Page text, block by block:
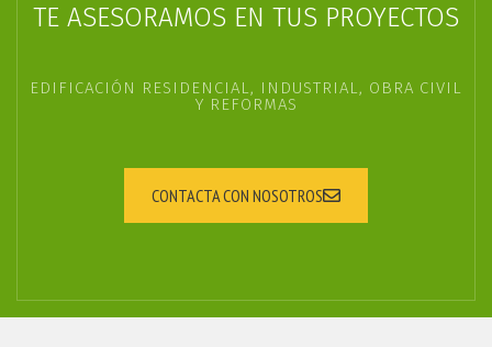
TE ASESORAMOS EN TUS PROYECTOS
EDIFICACIÓN RESIDENCIAL, INDUSTRIAL, OBRA CIVIL
Y REFORMAS
CONTACTA CON NOSOTROS